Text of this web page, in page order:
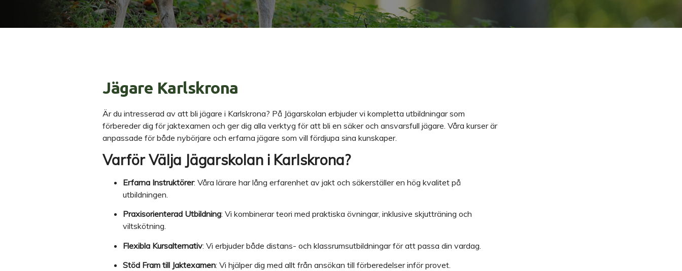
Jägare Karlskrona
Är du intresserad av att bli jägare i Karlskrona? På Jägarskolan erbjuder vi kompletta utbildningar som
förbereder dig för jaktexamen och ger dig alla verktyg för att bli en säker och ansvarsfull jägare. Våra kurser är
anpassade för både nybörjare och erfarna jägare som vill fördjupa sina kunskaper.
Varför Välja Jägarskolan i Karlskrona?
Erfarna Instruktörer: Våra lärare har lång erfarenhet av jakt och säkerställer en hög kvalitet på
utbildningen.
Praxisorienterad Utbildning: Vi kombinerar teori med praktiska övningar, inklusive skjutträning och
viltskötning.
Flexibla Kursalternativ: Vi erbjuder både distans- och klassrumsutbildningar för att passa din vardag.
Stöd Fram till Jaktexamen: Vi hjälper dig med allt från ansökan till förberedelser inför provet.